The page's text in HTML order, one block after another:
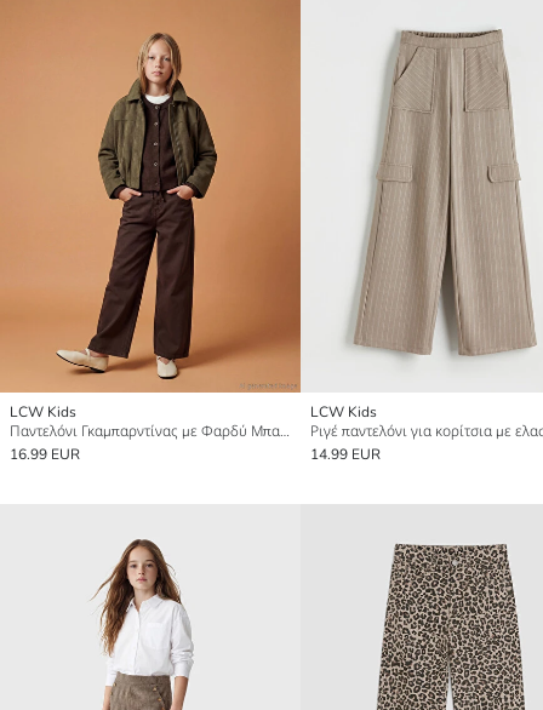
LCW Kids
Παντελόνι Γκαμπαρντίνας με Φαρδύ Μπατζάκι για Κορίτσια
16.99 EUR
LCW Kids
14.99 EUR